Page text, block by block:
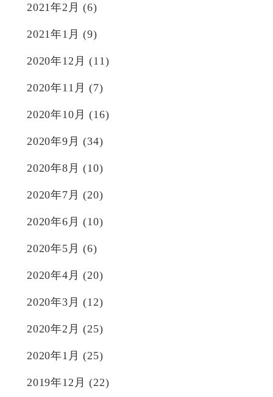
2021年2月 (6)
2021年1月 (9)
2020年12月 (11)
2020年11月 (7)
2020年10月 (16)
2020年9月 (34)
2020年8月 (10)
2020年7月 (20)
2020年6月 (10)
2020年5月 (6)
2020年4月 (20)
2020年3月 (12)
2020年2月 (25)
2020年1月 (25)
2019年12月 (22)